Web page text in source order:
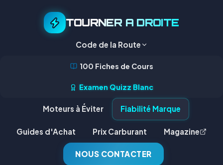
TOURNER A DROITE
Code de la Route
100 Fiches de Cours
Examen Quizz Blanc
Moteurs à Éviter Fiabilité Marque
Guides d'Achat Prix Carburant Magazine
NOUS CONTACTER